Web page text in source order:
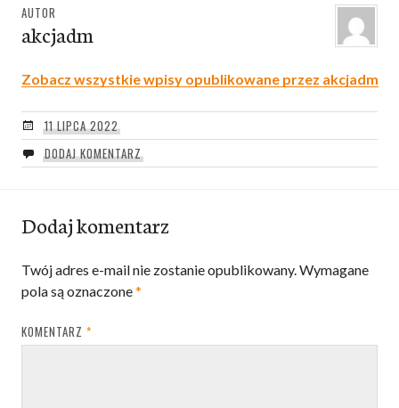
AUTOR
akcjadm
Zobacz wszystkie wpisy opublikowane przez akcjadm
11 LIPCA 2022
DODAJ KOMENTARZ
Dodaj komentarz
Twój adres e-mail nie zostanie opublikowany.Wymagane
pola są oznaczone*
KOMENTARZ *